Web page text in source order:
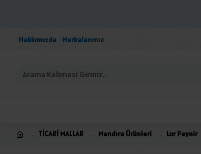
Hakkımızda Markalarımız
TİCARİ MALLAR Mandıra Ürünleri Lor Peynir